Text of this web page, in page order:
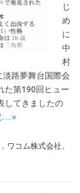
じ
め
に
中
村
路夢舞台国際会
た第190回ヒュー
してきましたの
… »
, ワコム株式会社 ,